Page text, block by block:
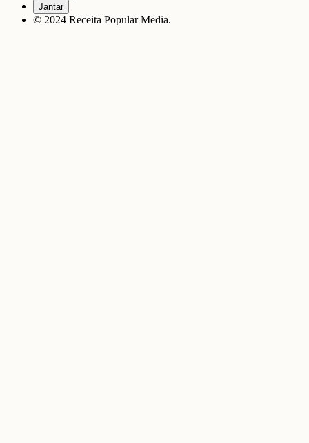
Jantar
© 2024 Receita Popular Media.